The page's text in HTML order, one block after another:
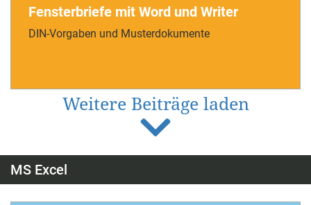
Fensterbriefe mit Word und Writer
DIN-Vorgaben und Musterdokumente
Weitere Beiträge laden
MS Excel